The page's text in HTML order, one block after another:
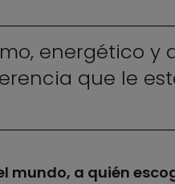
energético y
que le
a quién